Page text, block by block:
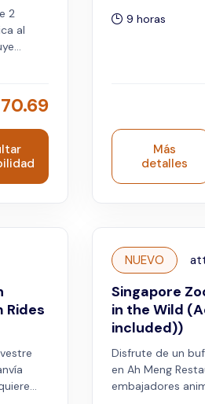
2
al
día
a la
70.69
9 horas
Más
detalles
Rides
NUEVO
Singapore
in the Wild
included))
Disfrute de un
en Ah Meng
embajadores